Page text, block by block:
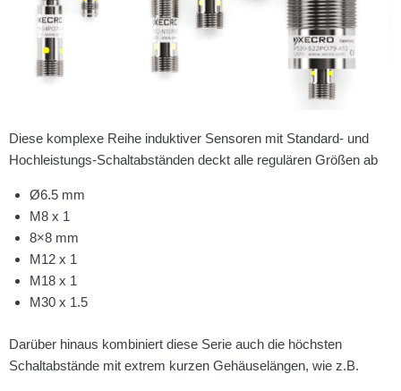
Diese komplexe Reihe induktiver Sensoren mit Standard- und
Hochleistungs-Schaltabständen deckt alle regulären Größen ab
Ø6.5 mm
M8 x 1
8×8 mm
M12 x 1
M18 x 1
M30 x 1.5
Darüber hinaus kombiniert diese Serie auch die höchsten
Schaltabstände mit extrem kurzen Gehäuselängen, wie z.B.